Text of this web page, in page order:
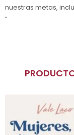
nuestras metas,
"